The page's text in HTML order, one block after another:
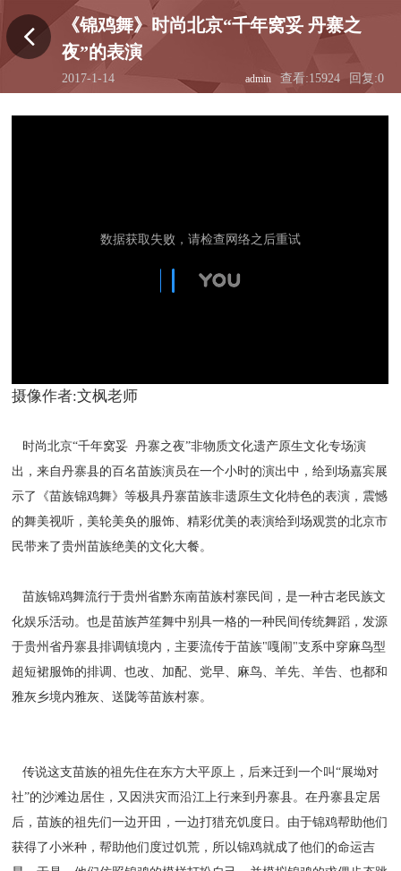
《锦鸡舞》时尚北京“千年窝妥 丹寨之
夜”的表演
2017-1-14
23:14:07
回复:0
查看:15924
admin
摄像作者:文枫老师
时尚北京“千年窝妥 丹寨之夜”非物质文化遗产原生文化专场演
出，来自丹寨县的百名苗族演员在一个小时的演出中，给到场嘉宾展
示了《苗族锦鸡舞》等极具丹寨苗族非遗原生文化特色的表演，震憾
的舞美视听，美轮美奂的服饰、精彩优美的表演给到场观赏的北京市
民带来了贵州苗族绝美的文化大餐。
苗族锦鸡舞流行于贵州省黔东南苗族村寨民间，是一种古老民族文
化娱乐活动。也是苗族芦笙舞中别具一格的一种民间传统舞蹈，发源
于贵州省丹寨县排调镇境内，主要流传于苗族"嘎闹"支系中穿麻鸟型
超短裙服饰的排调、也改、加配、党早、麻鸟、羊先、羊告、也都和
雅灰乡境内雅灰、送陇等苗族村寨。
传说这支苗族的祖先住在东方大平原上，后来迁到一个叫“展坳对
社”的沙滩边居住，又因洪灾而沿江上行来到丹寨县。在丹寨县定居
后，苗族的祖先们一边开田，一边打猎充饥度日。由于锦鸡帮助他们
获得了小米种，帮助他们度过饥荒，所以锦鸡就成了他们的命运吉